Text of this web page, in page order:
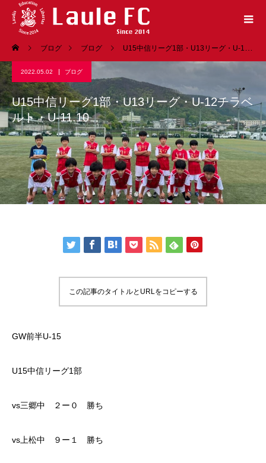
ブログ ブログ U15中信リーグ1部・U13リーグ・U-12チラベルト・U-11.10
2022.05.02 ブログ
U15中信リーグ1部・U13リーグ・U-12チラベ
ルト・U-11.10
この記事のタイトルとURLをコピーする
GW前半U-15
U15中信リーグ1部
vs三郷中 ２ー０ 勝ち
vs上松中 ９ー１ 勝ち